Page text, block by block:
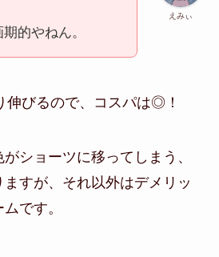
えみぃ
的やねん。
伸びるので、コスパは◎！
ショーツに移ってしまう、
すが、それ以外はデメリッ
です。